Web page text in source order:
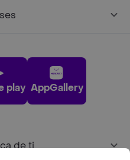
play AppGallery
de ti